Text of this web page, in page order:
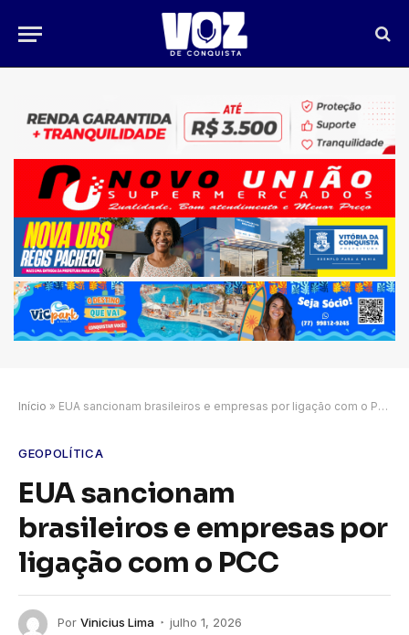
Início » EUA sancionam brasileiros e empresas por ligação com o PCC
GEOPOLÍTICA
EUA sancionam
brasileiros e empresas por
ligação com o PCC
Por Vinicius Lima
julho 1, 2026